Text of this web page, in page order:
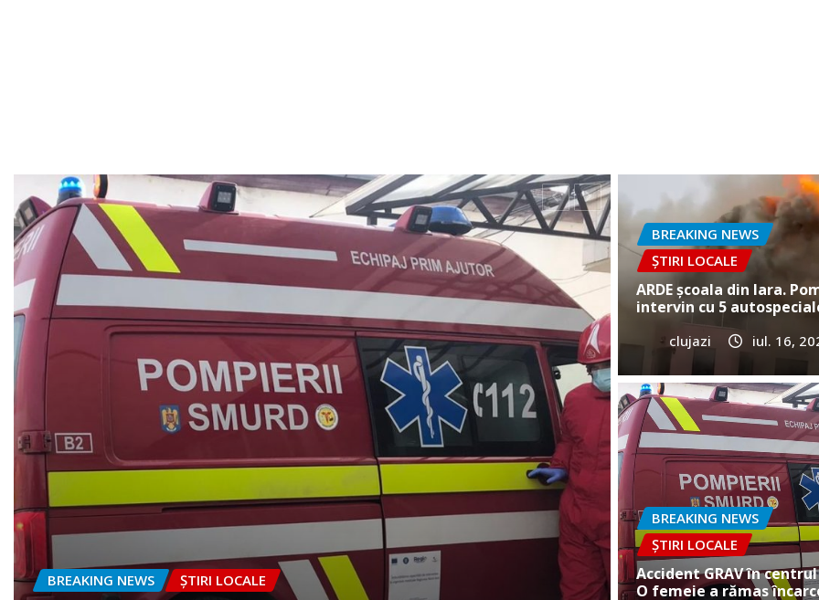
BREAKING NEWS ȘTIRI LOCALE
FOTO. Accident la intrare în Gilău!
BREAKING NEWS ȘTIRI
Cum a
Vultureni?
clujazi iun. 25,
BREAKING NEWS
ȘTIRI LOCALE
ARDE școala din Iara.
intervin cu 5
clujazi iul. 16,
BREAKING NEWS
ȘTIRI LOCALE
Accident GRAV în
O femeie a rămas